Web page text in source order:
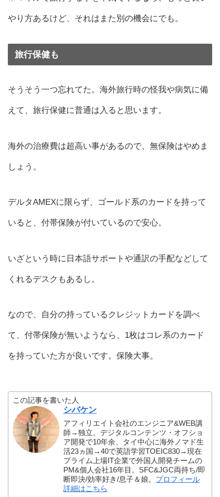
やり方あるけど、それはまた別の機会にでも。
旅行保健も
そうそう一つ忘れてた。海外旅行時の怪我や病気に備
えて、旅行保健に普通は入ると思います。
海外の治療費は超高い事があるので、無保険はやめま
しょう。
デルタAMEXに限らず、ゴールド系のカードを持って
いると、付帯保険が付いているので安心。
いざという時に日本語サポートや通訳の手配などして
くれるデスクもあるし。
なので、自分の持っているクレジットカードを調べ
て、付帯保険が無いようなら、1枚はコレ系のカード
を持っていた方が良いです。保険大事。
この記事を書いた人
シバケン
アフィリエイト会社のエンジニア&WEB講
師→独立。デジタルコンテンツ・オフショ
ア開発で10年余、タイ中心に海外ノマド生
活23ヵ国→40で英語学習TOEIC830→現在
プライム上場IT企業で外国人開発チームの
PM&個人会社16年目。SFC&JGC両持ち/即
断即決/効率好き/息子＆娘。 プロフィール
詳細はこちら